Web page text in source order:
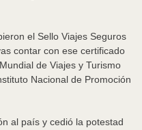
el Sello Viajes Seguros
contar con ese certificado
de Viajes y Turismo
Nacional de Promoción
al país y cedió la potestad